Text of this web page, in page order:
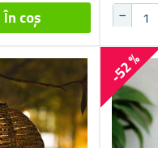
-52 %